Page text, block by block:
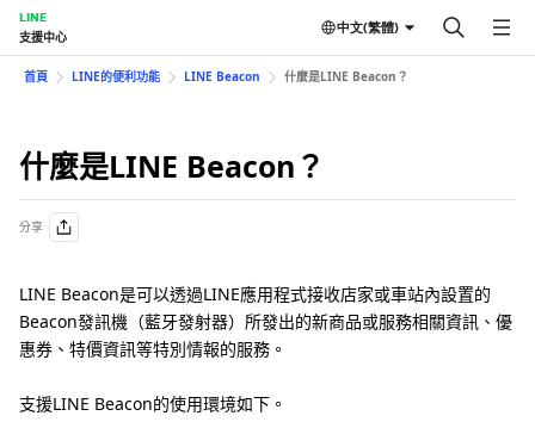
LINE
支援中心
中文(繁體)
首頁 LINE的便利功能 LINE Beacon 什麼是LINE Beacon？
什麼是LINE Beacon？
分享
LINE Beacon是可以透過LINE應用程式接收店家或車站內設置的
Beacon發訊機（藍牙發射器）所發出的新商品或服務相關資訊、優
惠券、特價資訊等特別情報的服務。
支援LINE Beacon的使用環境如下。